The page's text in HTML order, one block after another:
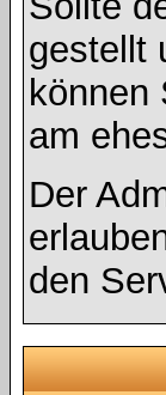
gestellt
können
am
Der
den